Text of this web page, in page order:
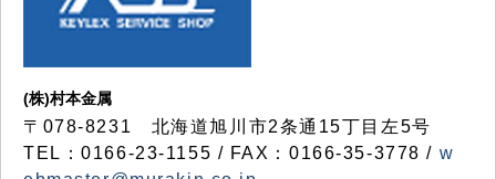
(株)村本金属
〒078-8231 北海道旭川市2条通15丁目左5号
TEL：0166-23-1155 / FAX：0166-35-3778 / w